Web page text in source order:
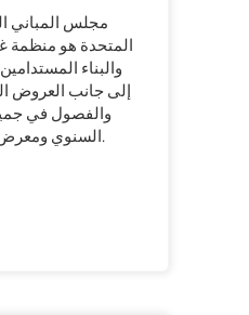
مجلس المباني
المتحدة هو منظمة
والبناء
والفصول في جميع
Greenbuild السنوي ومعرض إكسبو.